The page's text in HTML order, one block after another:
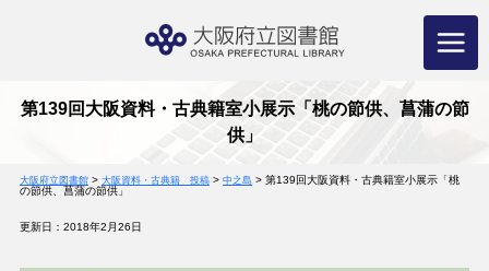
第139回大阪資料・古典籍室小展示「桃の節供、菖蒲の節
供」
大阪府立図書館> 大阪資料・古典籍 投稿> 中之島 > 第139回大阪資料・古典籍室小展示「桃
の節供、菖蒲の節供」
更新日：2018年2月26日